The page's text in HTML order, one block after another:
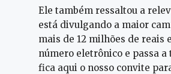
Ele também ressaltou a
está divulgando a maior
mais de 12 milhões de reais
número eletrônico e passa
fica aqui o nosso convite